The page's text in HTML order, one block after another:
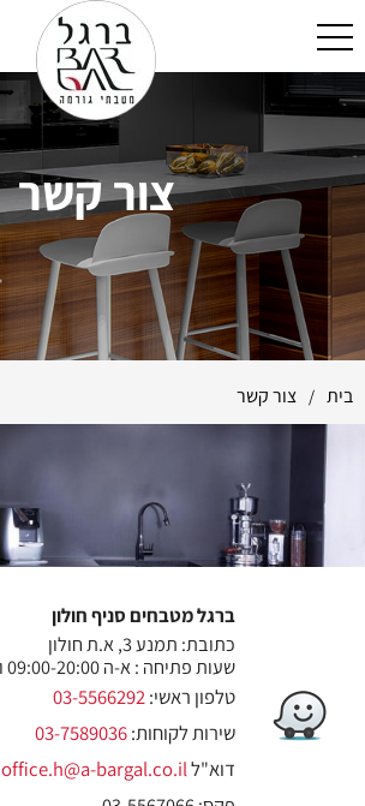
צור קשר
בית / צור קשר
ברגל מטבחים סניף חולון
כתובת: תמנע 3, א.ת חולון
שעות פתיחה : א-ה 09:00-20:00 ו' 09:00-14:00
טלפון ראשי:03-5566292
שירות לקוחות:03-7589036
דוא"לoffice.h@a-bargal.co.il